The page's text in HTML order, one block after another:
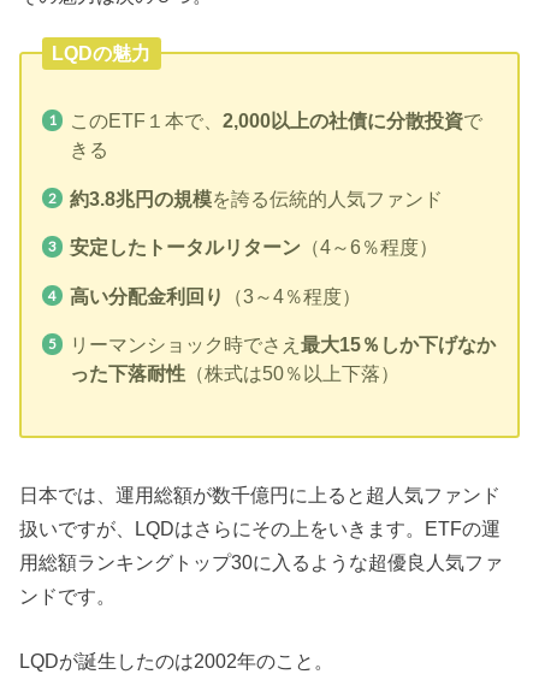
LQDの魅力
このETF１本で、2,000以上の社債に分散投資で
きる
約3.8兆円の規模を誇る伝統的人気ファンド
安定したトータルリターン （4～6％程度）
高い分配金利回り （3～4％程度）
リーマンショック時でさえ最大15％しか下げなか
った下落耐性 （株式は50％以上下落）
日本では、運用総額が数千億円に上ると超人気ファンド
扱いですが、LQDはさらにその上をいきます。ETFの運
用総額ランキングトップ30に入るような超優良人気ファ
ンドです。
LQDが誕生したのは2002年のこと。